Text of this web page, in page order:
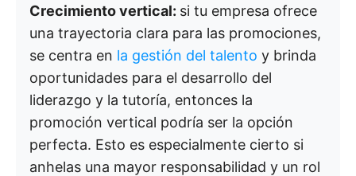
Crecimiento vertical: si tu empresa ofrece
una trayectoria clara para las promociones,
se centra en la gestión del talento y brinda
oportunidades para el desarrollo del
liderazgo y la tutoría, entonces la
promoción vertical podría ser la opción
perfecta. Esto es especialmente cierto si
anhelas una mayor responsabilidad y un rol